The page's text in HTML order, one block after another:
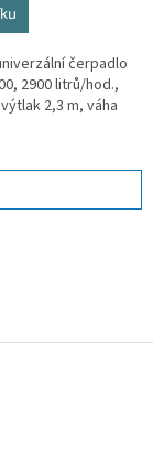
čerpadlo
2900 litrů/hod.,
2,3 m, váha